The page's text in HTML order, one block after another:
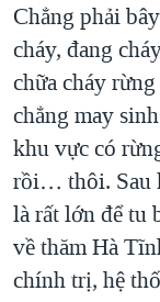
Chẳng phải
cháy, đang
chữa cháy
chẳng may
khu vực có
rồi… thôi. Sau
là rất lớn để tu
về thăm Hà
chính trị, hệ